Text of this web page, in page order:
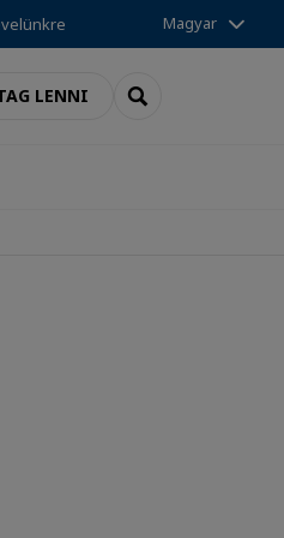
Magyar
LENNI SEARCH